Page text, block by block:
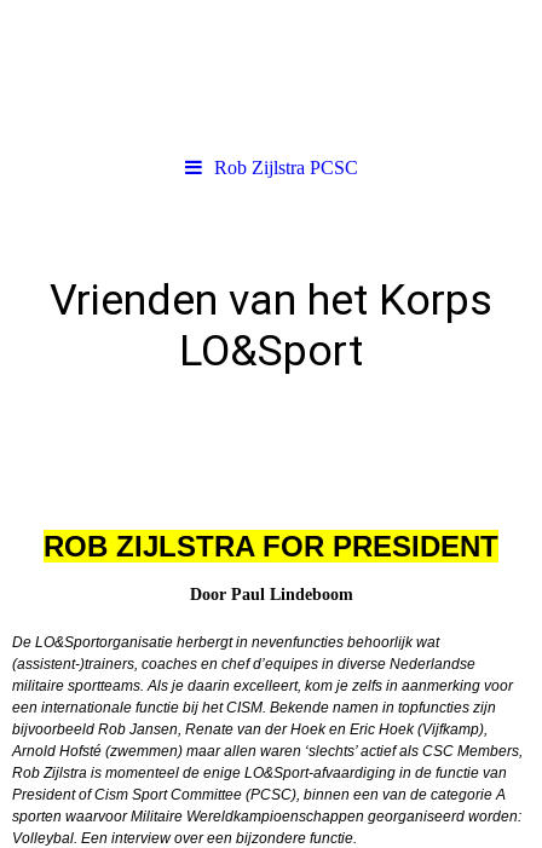
Rob Zijlstra PCSC
Vrienden van het Korps
LO&Sport
ROB ZIJLSTRA FOR PRESIDENT
Door Paul Lindeboom
De LO&Sportorganisatie herbergt in nevenfuncties behoorlijk wat
(assistent-)trainers, coaches en chef d’equipes in diverse Nederlandse
militaire sportteams. Als je daarin excelleert, kom je zelfs in aanmerking voor
een internationale functie bij het CISM. Bekende namen in topfuncties zijn
bijvoorbeeld Rob Jansen, Renate van der Hoek en Eric Hoek (Vijfkamp),
Arnold Hofsté (zwemmen) maar allen waren ‘slechts’ actief als CSC Members,
Rob Zijlstra is momenteel de enige LO&Sport-afvaardiging in de functie van
President of Cism Sport Committee (PCSC), binnen een van de categorie A
sporten waarvoor Militaire Wereldkampioenschappen georganiseerd worden:
Volleybal. Een interview over een bijzondere functie.